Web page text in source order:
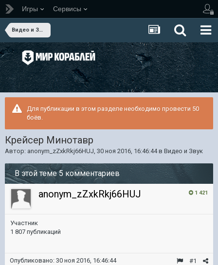
Игры Сервисы
Видео и Звук
Для публикации в этом разделе необходимо провести 50
боёв.
Крейсер Минотавр
Автор: anonym_zZxkRkj66HUJ, 30 ноя 2016, 16:46:44в Видео и Звук
В этой теме 5 комментариев
1 421
anonym_zZxkRkj66HUJ
Участник
1 807 публикаций
#1
Опубликовано: 30 ноя 2016, 16:46:44